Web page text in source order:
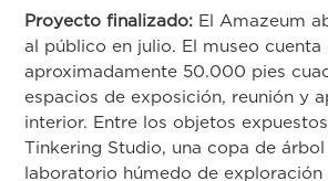
Proyecto finalizado: El Amazeum
al público en julio. El museo cuenta
aproximadamente 50.000 pies
espacios de exposición, reunión y
interior. Entre los objetos
Tinkering Studio, una copa de
laboratorio húmedo de exploración